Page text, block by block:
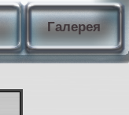
Галерея